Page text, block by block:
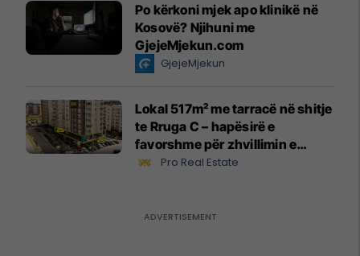
Po kërkoni mjek apo klinikë në
Kosovë? Njihuni me
GjejeMjekun.com
GjejeMjekun
Lokal 517m² me tarracë në shitje
te Rruga C – hapësirë e
favorshme për zhvillimin e
biznesit #15796
Pro Real Estate